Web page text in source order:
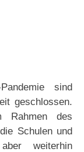
sind
geschlossen.
des
Schulen und
weiterhin